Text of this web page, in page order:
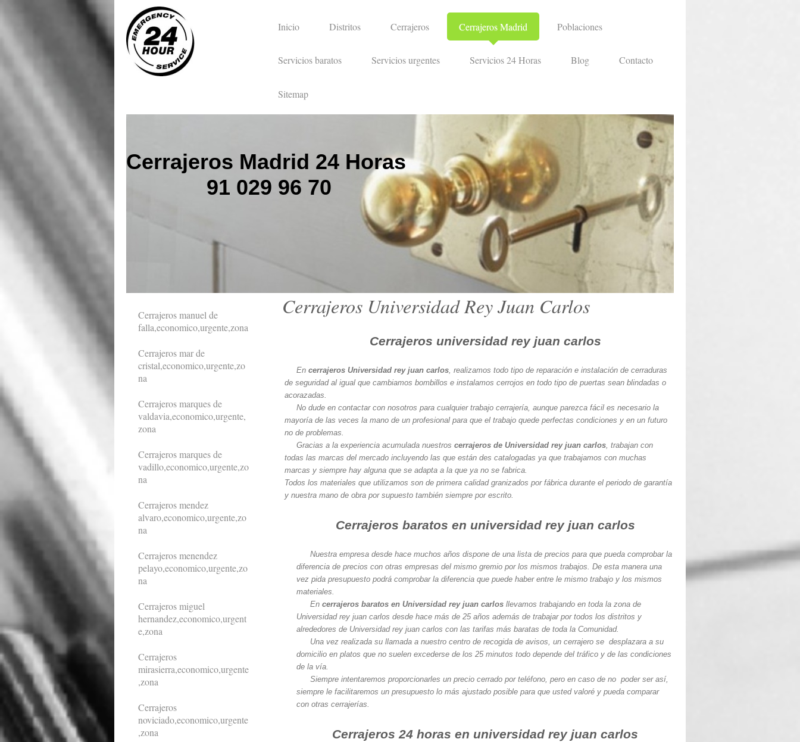
Inicio Distritos Cerrajeros Cerrajeros Madrid Poblaciones
Servicios baratos Servicios urgentes Servicios 24 Horas Blog Contacto
Sitemap
Cerrajeros Madrid 24 Horas
91 029 96 70
Cerrajeros Universidad Rey Juan Carlos
Cerrajeros universidad rey juan carlos
Encerrajeros Universidad rey juan carlos , realizamos todo tipo de reparación e instalación de cerraduras
de seguridad al igual que cambiamos bombillos e instalamos cerrojos en todo tipo de puertas sean blindadas o
acorazadas.
No dude en contactar con nosotros para cualquier trabajo cerrajería, aunque parezca fácil es necesario la
mayoría de las veces la mano de un profesional para que el trabajo quede perfectas condiciones y en un futuro
no de problemas.
Gracias a la experiencia acumulada nuestroscerrajeros de Universidad rey juan carlos , trabajan con
todas las marcas del mercado incluyendo las que están des catalogadas ya que trabajamos con muchas
marcas y siempre hay alguna que se adapta a la que ya no se fabrica.
Todos los materiales que utilizamos son de primera calidad granizados por fábrica durante el periodo de garantía
y nuestra mano de obra por supuesto también siempre por escrito.
Cerrajeros baratos en universidad rey juan carlos
Nuestra empresa desde hace muchos años dispone de una lista de precios para que pueda comprobar la
diferencia de precios con otras empresas del mismo gremio por los mismos trabajos. De esta manera una
vez pida presupuesto podrá comprobar la diferencia que puede haber entre le mismo trabajo y los mismos
materiales.
Encerrajeros baratos en Universidad rey juan carlos llevamos trabajando en toda la zona de
Universidad rey juan carlos desde hace más de 25 años además de trabajar por todos los distritos y
alrededores de Universidad rey juan carlos con las tarifas más baratas de toda la Comunidad.
Una vez realizada su llamada a nuestro centro de recogida de avisos, un cerrajero se desplazara a su
domicilio en platos que no suelen excederse de los 25 minutos todo depende del tráfico y de las condiciones
de la vía.
Siempre intentaremos proporcionarles un precio cerrado por teléfono, pero en caso de no poder ser así,
siempre le facilitaremos un presupuesto lo más ajustado posible para que usted valoré y pueda comparar
con otras cerrajerías.
Cerrajeros 24 horas en universidad rey juan carlos
Cerrajeros manuel de
falla,economico,urgente,zona
Cerrajeros mar de
cristal,economico,urgente,zo
na
Cerrajeros marques de
valdavia,economico,urgente,
zona
Cerrajeros marques de
vadillo,economico,urgente,zo
na
Cerrajeros mendez
alvaro,economico,urgente,zo
na
Cerrajeros menendez
pelayo,economico,urgente,zo
na
Cerrajeros miguel
hernandez,economico,urgent
e,zona
Cerrajeros
mirasierra,economico,urgente
,zona
Cerrajeros
noviciado,economico,urgente
,zona